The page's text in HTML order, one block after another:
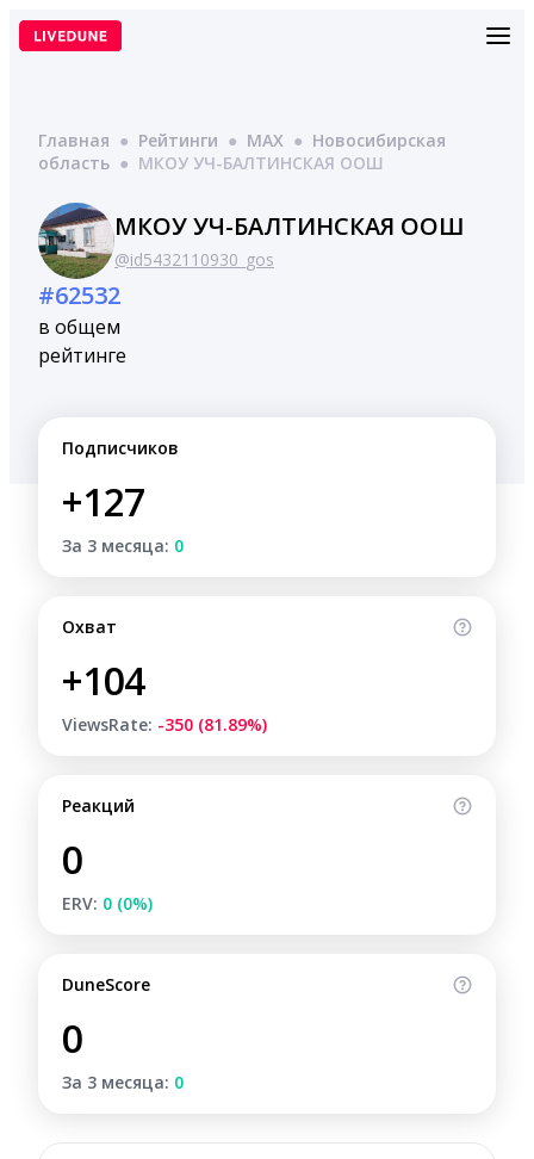
Перейти
Главная ● Рейтинги ● MAX ● Новосибирская
область ● МКОУ УЧ-БАЛТИНСКАЯ ООШ
МКОУ УЧ-БАЛТИНСКАЯ ООШ
@id5432110930_gos
#62532
в общем
рейтинге
Подписчиков
+127
За 3 месяца: 0
Охват
+104
ViewsRate: -350 (81.89%)
Реакций
0
ERV: 0 (0%)
DuneScore
0
За 3 месяца: 0